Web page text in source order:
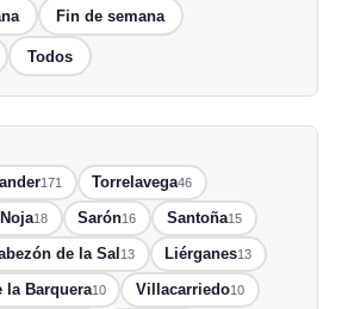
Fin de semana
Todos
171 Torrelavega46
Noja18 Sarón16 Santoña15
de la Sal 13 Liérganes13
la Barquera10 Villacarriedo10